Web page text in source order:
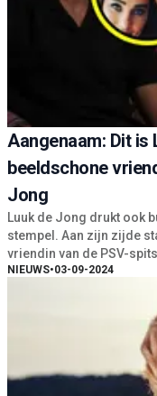
Aangenaam: Dit is
beeldschone
Jong
Luuk de Jong drukt ook
stempel. Aan zijn zijde
vriendin van de PSV-
NIEUWS•03-09-2024